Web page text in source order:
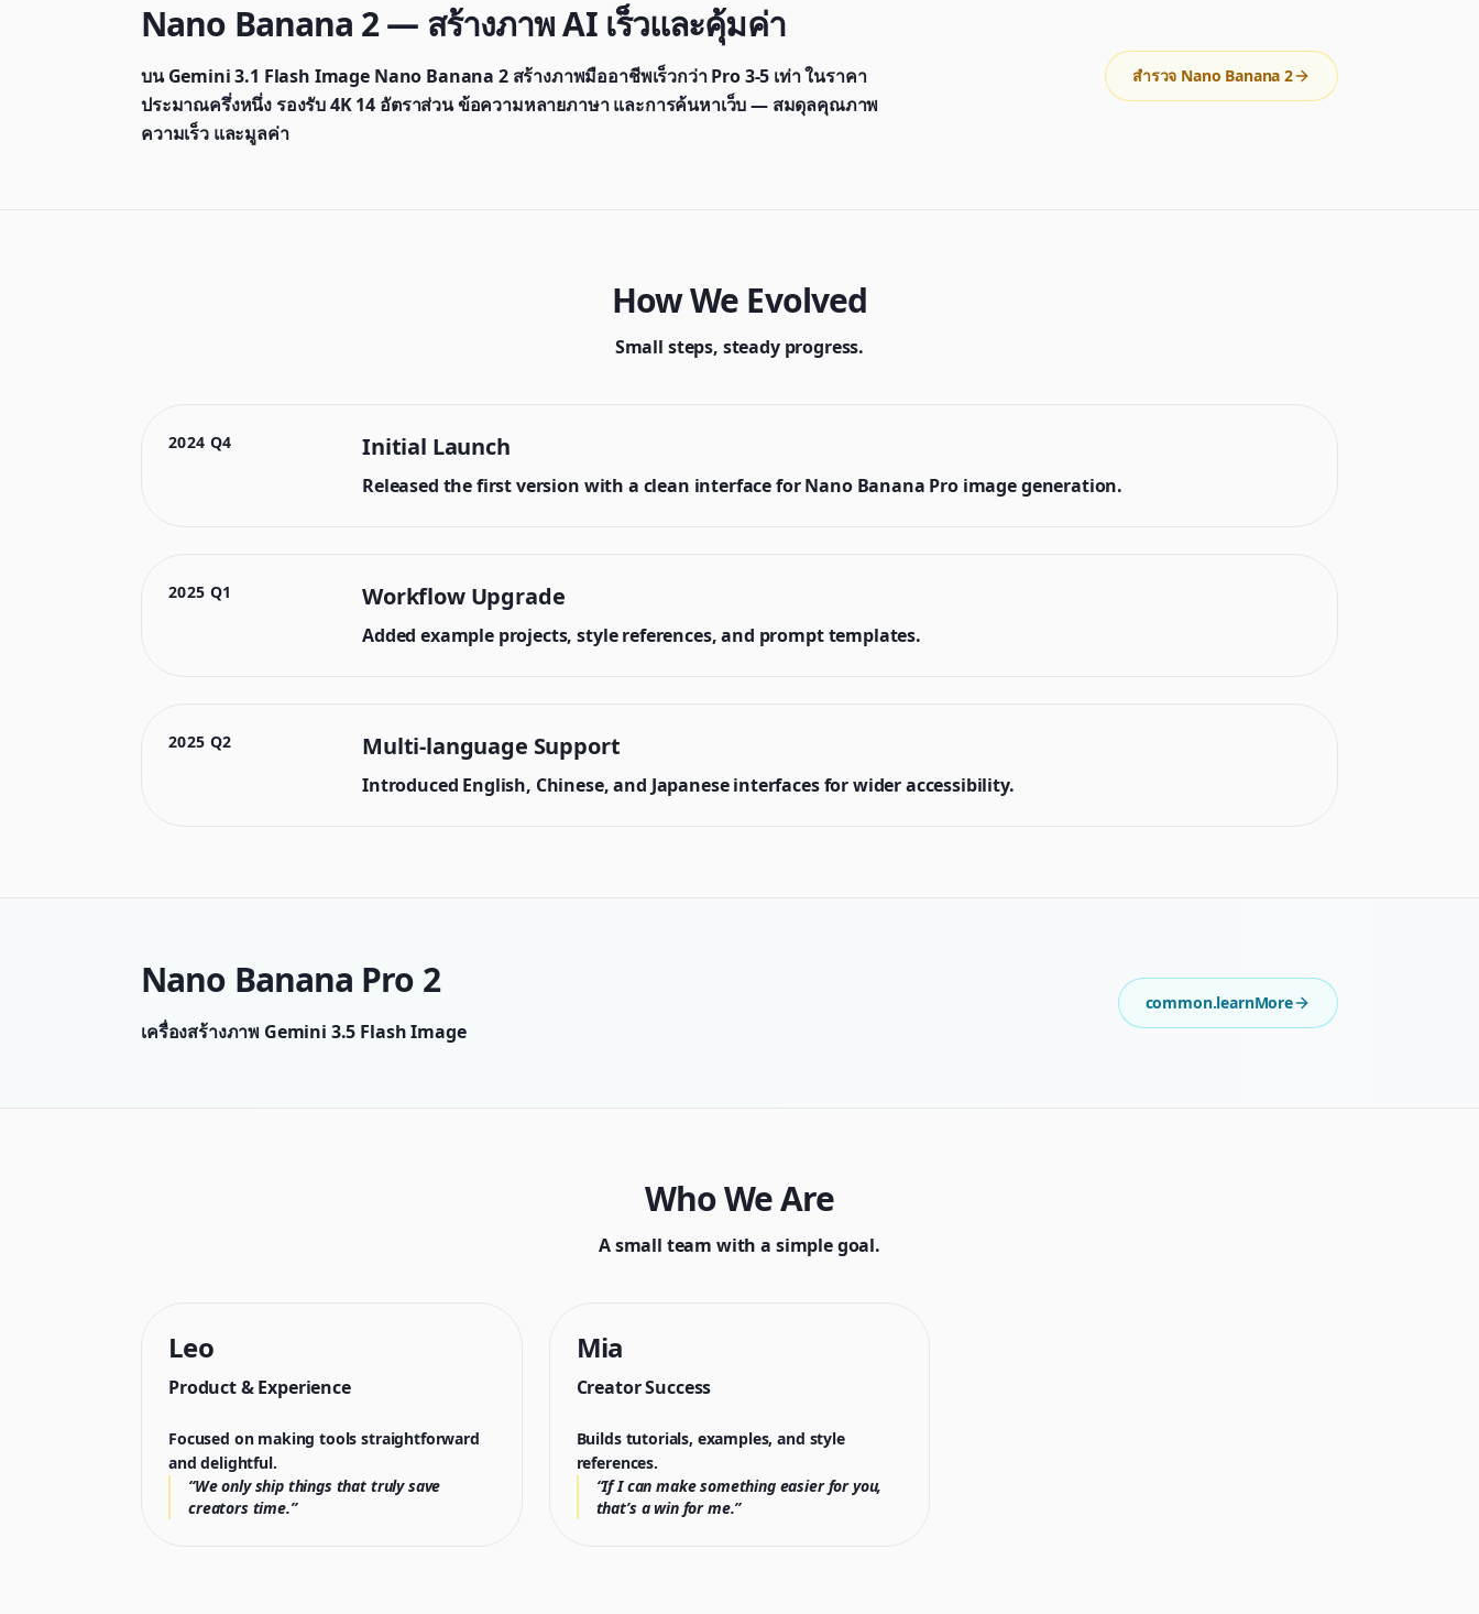
Nano Banana 2 — สร้างภาพ AI เร็วและคุ้มค่า
บน Gemini 3.1 Flash Image Nano Banana 2 สร้างภาพมืออาชีพเร็วกว่า Pro 3-5 เท่า ในราคา
ประมาณครึ่งหนึ่ง รองรับ 4K 14 อัตราส่วน ข้อความหลายภาษา และการค้นหาเว็บ — สมดุลคุณภาพ
ความเร็ว และมูลค่า
สำรวจ Nano Banana 2
How We Evolved
Small steps, steady progress.
2024 Q4 Initial Launch
Released the first version with a clean interface for Nano Banana Pro image generation.
2025 Q1 Workflow Upgrade
Added example projects, style references, and prompt templates.
2025 Q2 Multi-language Support
Introduced English, Chinese, and Japanese interfaces for wider accessibility.
Nano Banana Pro 2
เครื่องสร้างภาพ Gemini 3.5 Flash Image
common.learnMore
Who We Are
A small team with a simple goal.
Leo
Product & Experience
Focused on making tools straightforward
and delightful.
“We only ship things that truly save
creators time.”
Mia
Creator Success
Builds tutorials, examples, and style
references.
“If I can make something easier for you,
that’s a win for me.”